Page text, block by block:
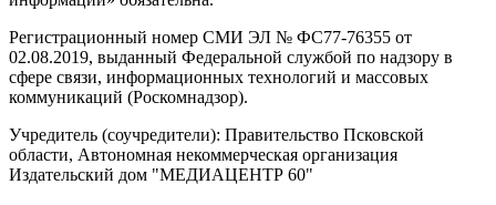
Регистрационный номер СМИ ЭЛ № ФС77-76355 от
02.08.2019, выданный Федеральной службой по надзору в
сфере связи, информационных технологий и массовых
коммуникаций (Роскомнадзор).
Учредитель (соучредители): Правительство Псковской
области, Автономная некоммерческая организация
Издательский дом "МЕДИАЦЕНТР 60"